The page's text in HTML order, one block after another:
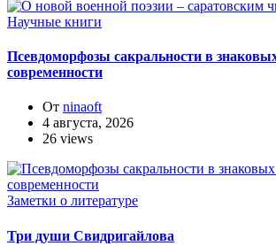
Научные книги
Псевдоморфозы сакральности в
современности
От ninaoft
4 августа, 2026
26 views
Заметки о литературе
Три души Свидригайлова